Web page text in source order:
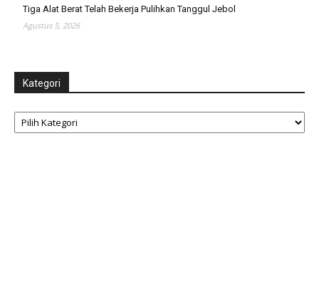
Tiga Alat Berat Telah Bekerja Pulihkan Tanggul Jebol
Agustus 5, 2026
Kategori
Kategori